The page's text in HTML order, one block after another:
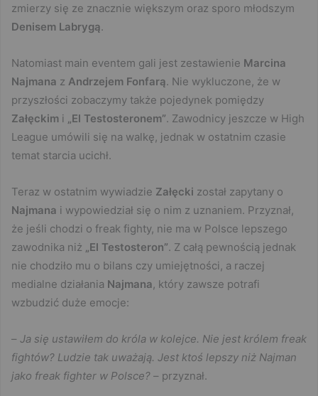
zmierzy się ze znacznie większym oraz sporo młodszym
Denisem Labrygą.
Natomiast main eventem gali jest zestawienie Marcina
Najmana z Andrzejem Fonfarą. Nie wykluczone, że w
przyszłości zobaczymy także pojedynek pomiędzy
Załęckim i „El Testosteronem”. Zawodnicy jeszcze w High
League umówili się na walkę, jednak w ostatnim czasie
temat starcia ucichł.
Teraz w ostatnim wywiadzie Załęcki został zapytany o
Najmana i wypowiedział się o nim z uznaniem. Przyznał,
że jeśli chodzi o freak fighty, nie ma w Polsce lepszego
zawodnika niż „El Testosteron”. Z całą pewnością jednak
nie chodziło mu o bilans czy umiejętności, a raczej
medialne działania Najmana, który zawsze potrafi
wzbudzić duże emocje:
– Ja się ustawiłem do króla w kolejce. Nie jest królem freak
fightów? Ludzie tak uważają. Jest ktoś lepszy niż Najman
jako freak fighter w Polsce? – przyznał.